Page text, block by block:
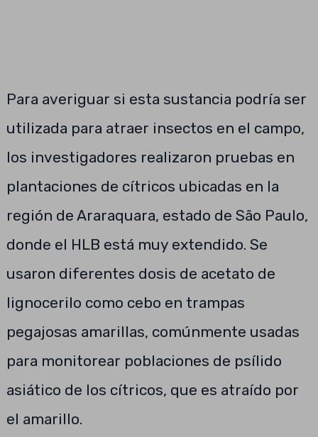
Para averiguar si esta sustancia podría ser
utilizada para atraer insectos en el campo,
los investigadores realizaron pruebas en
plantaciones de cítricos ubicadas en la
región de Araraquara, estado de São Paulo,
donde el HLB está muy extendido. Se
usaron diferentes dosis de acetato de
lignocerilo como cebo en trampas
pegajosas amarillas, comúnmente usadas
para monitorear poblaciones de psílido
asiático de los cítricos, que es atraído por
el amarillo.